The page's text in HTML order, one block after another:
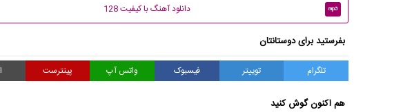
mp3 دانلود آهنگ با کیفیت 128
بفرستید برای دوستانتان
تلگرام توییتر فیسبوک واتس آپ پینترست
هم اکنون گوش کنید